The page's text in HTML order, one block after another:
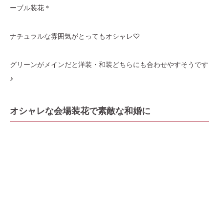
ーブル装花＊
ナチュラルな雰囲気がとってもオシャレ♡
グリーンがメインだと洋装・和装どちらにも合わせやすそうです
♪
オシャレな会場装花で素敵な和婚に